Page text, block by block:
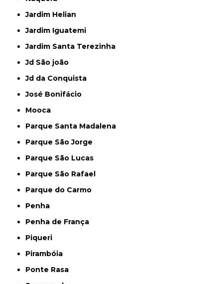
Jardim Helian
Jardim Iguatemi
Jardim Santa Terezinha
Jd São joão
Jd da Conquista
José Bonifácio
Mooca
Parque Santa Madalena
Parque São Jorge
Parque São Lucas
Parque São Rafael
Parque do Carmo
Penha
Penha de França
Piqueri
Pirambóia
Ponte Rasa